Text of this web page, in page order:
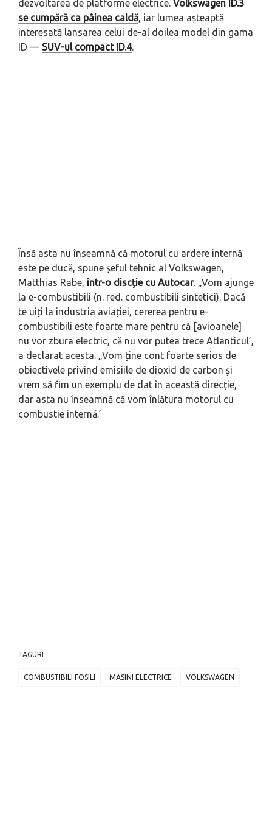
dezvoltarea de platforme electrice. Volkswagen ID.3
se cumpără ca pâinea caldă, iar lumea așteaptă
interesată lansarea celui de-al doilea model din gama
ID — SUV-ul compact ID.4.
Însă asta nu înseamnă că motorul cu ardere internă
este pe ducă, spune șeful tehnic al Volkswagen,
Matthias Rabe,într-o discție cu Autocar. „Vom ajunge
la e-combustibili (n. red. combustibili sintetici). Dacă
te uiți la industria aviației, cererea pentru e-
combustibili este foarte mare pentru că [avioanele]
nu vor zbura electric, că nu vor putea trece Atlanticul’,
a declarat acesta. „Vom ține cont foarte serios de
obiectivele privind emisiile de dioxid de carbon și
vrem să fim un exemplu de dat în această direcție,
dar asta nu înseamnă că vom înlătura motorul cu
combustie internă.’
TAGURI
COMBUSTIBILI FOSILI MASINI ELECTRICE VOLKSWAGEN